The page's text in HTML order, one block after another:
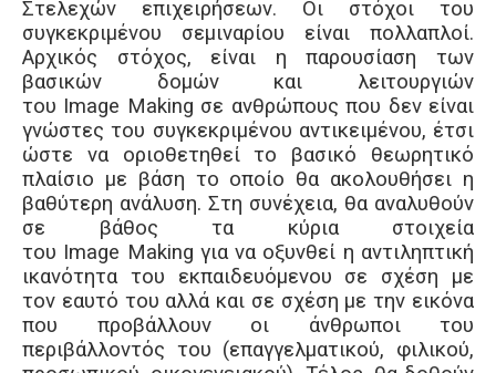
Στελεχών επιχειρήσεων. Οι στόχοι του
συγκεκριμένου σεμιναρίου είναι πολλαπλοί.
Αρχικός στόχος, είναι η παρουσίαση των
βασικών δομών και λειτουργιών
του Image Making σε ανθρώπους που δεν είναι
γνώστες του συγκεκριμένου αντικειμένου, έτσι
ώστε να οριοθετηθεί το βασικό θεωρητικό
πλαίσιο με βάση το οποίο θα ακολουθήσει η
βαθύτερη ανάλυση. Στη συνέχεια, θα αναλυθούν
σε βάθος τα κύρια στοιχεία
του Image Making για να οξυνθεί η αντιληπτική
ικανότητα του εκπαιδευόμενου σε σχέση με
τον εαυτό του αλλά και σε σχέση με την εικόνα
που προβάλλουν οι άνθρωποι του
περιβάλλοντός του (επαγγελματικού, φιλικού,